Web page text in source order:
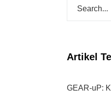
Artikel
GEAR-uP: